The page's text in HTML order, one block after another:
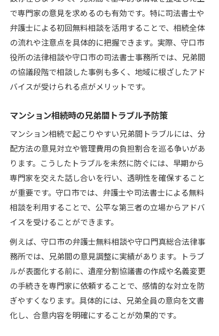
遺産分割協議書が必要なマンション相続の
流れ
兄弟で行うマンション相続の名義変更ポイ
ント
マンション相続と遺産分割協議の手順を整
理
共有名義でのマンション相続が生むリスク
相続に悩む方へ役立つ守口市の相談情報
守口市のマンション相続相談先の特徴と選
び方
マンション相続で悩んだ時の相談先一覧
守口市で利用できる無料相談の具体的内容
マンション相続の専門家相談を受けるメリ
ット
守口市役所や法律相談で得られるサポート
マンション相続を大阪で円滑に進めるコツ
大阪でマンション相続を円滑に進める方法
兄弟間協議を活かしたマンション相続の進
め方
で専門家の意見を求めるのも有効です。特に司法書士や
弁護士による初回無料相談を活用することで、相続全体
の流れや注意点を具体的に把握できます。実際、守口市
役所の法律相談や守口市の司法書士事務所では、兄弟間
の協議段階で相談した事例も多く、地域に根ざしたアド
バイスが受けられる点がメリットです。
マンション相続時の兄弟間トラブル予防策
マンション相続で起こりやすい兄弟間トラブルには、分
配方法の意見対立や管理費用の負担割合を巡る争いがあ
ります。こうしたトラブルを未然に防ぐには、早期から
専門家を交えた話し合いを行い、透明性を確保すること
が重要です。守口市では、弁護士や司法書士による無料
相談を利用することで、公平な第三者の立場からアドバ
イスを受けることができます。
例えば、守口市の弁護士無料相談や守口門真総合法律事
務所では、兄弟間の意見調整に実績があります。トラブ
ルが表面化する前に、遺産分割協議書の作成や名義変更
の手続きを専門家に依頼することで、感情的な対立を防
ぎやすくなります。具体的には、兄弟全員の意向を文書
化し、合意内容を明確にすることが効果的です。